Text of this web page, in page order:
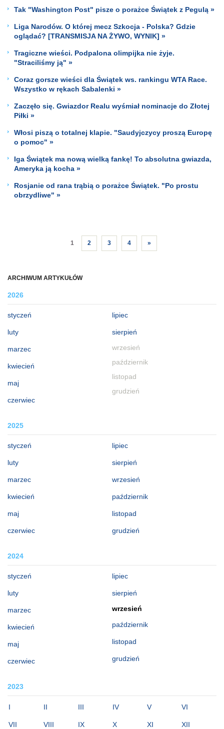
ARCHIWUM ARTYKUŁÓW
2026
styczeń
luty
marzec
kwiecień
maj
czerwiec
lipiec
sierpień
wrzesień
październik
listopad
grudzień
2025
styczeń
luty
marzec
kwiecień
maj
czerwiec
lipiec
sierpień
wrzesień
październik
listopad
grudzień
2024
styczeń
luty
marzec
kwiecień
maj
czerwiec
lipiec
sierpień
wrzesień
październik
listopad
grudzień
2023
I II III IV V VI
VII VIII IX X XI XII
Tak "Washington Post" pisze o porażce Świątek z Pegulą »
Liga Narodów. O której mecz Szkocja - Polska? Gdzie
oglądać? [TRANSMISJA NA ŻYWO, WYNIK] »
Tragiczne wieści. Podpalona olimpijka nie żyje.
"Straciliśmy ją" »
Coraz gorsze wieści dla Świątek ws. rankingu WTA Race.
Wszystko w rękach Sabalenki »
Zaczęło się. Gwiazdor Realu wyśmiał nominacje do Złotej
Piłki »
Włosi piszą o totalnej klapie. "Saudyjczycy proszą Europę
o pomoc" »
Iga Świątek ma nową wielką fankę! To absolutna gwiazda,
Ameryka ją kocha »
Rosjanie od rana trąbią o porażce Świątek. "Po prostu
obrzydliwe" »
1 2 3 4 »